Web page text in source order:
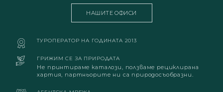
НАШИТЕ ОФИСИ
ТУРОПЕРАТОР НА ГОДИНАТА 2013
ГРИЖИМ СЕ ЗА ПРИРОДАТА
Не принтираме каталози, ползваме рециклирана
хартия, партньорите ни са природосъобразни.